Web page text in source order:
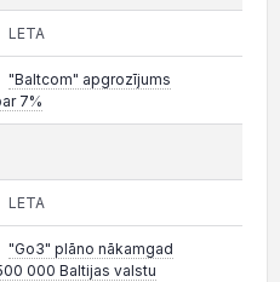
LETA
"Baltcom" apgrozījums
7%
LETA
"Go3" plāno nākamgad
000 Baltijas valstu